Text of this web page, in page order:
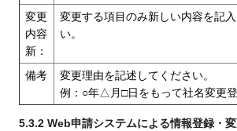
変更
内容
新：
変更する項目のみ新しい内容を記
い。
備考
変更理由を記述してください。
例：○年△月□日をもって社名変更
5.3.2 Web申請システムによる情報登録・